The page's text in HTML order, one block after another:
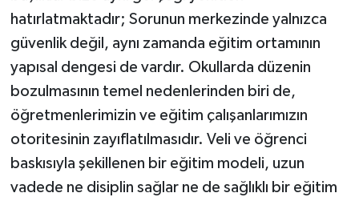
hatırlatmaktadır; Sorunun merkezinde yalnızca
güvenlik değil, aynı zamanda eğitim ortamının
yapısal dengesi de vardır. Okullarda düzenin
bozulmasının temel nedenlerinden biri de,
öğretmenlerimizin ve eğitim çalışanlarımızın
otoritesinin zayıflatılmasıdır. Veli ve öğrenci
baskısıyla şekillenen bir eğitim modeli, uzun
vadede ne disiplin sağlar ne de sağlıklı bir eğitim